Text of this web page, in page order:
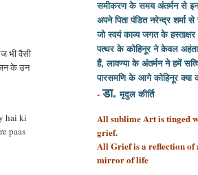
भी वैसी
के उन
hai ki
paas
समीकरण के समय अंतर्मन से
अपने पिता पंडित नरेन्द्र शर्मा से
जो स्वयं काव्य जगत के हस्ताक्षर
पत्थर के कोहिनूर ने केवल
हैं, लावण्या के अंतर्मन ने हमें
पारसमणि के आगे कोहिनूर क्या
- डा.मृदुल कीर्ति
All sublime Art is tinged
grief.
All Grief is a reflection of
mirror of life